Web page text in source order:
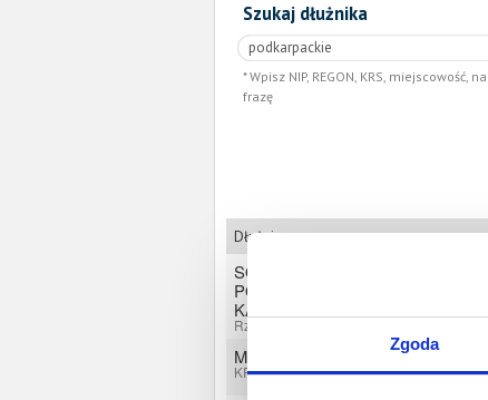
Zgoda
Szukaj dłużnika
Wpisz NIP, REGON, KRS, miejscowość,
frazę
Dłużnicy
SOS AUTO MECHANIKA
POJAZDOWA WOJCIECH
KALANDYK
Rzeszów, Podkarpackie
MARCIN KOBYŁKO
KRASICE, Podkarpackie